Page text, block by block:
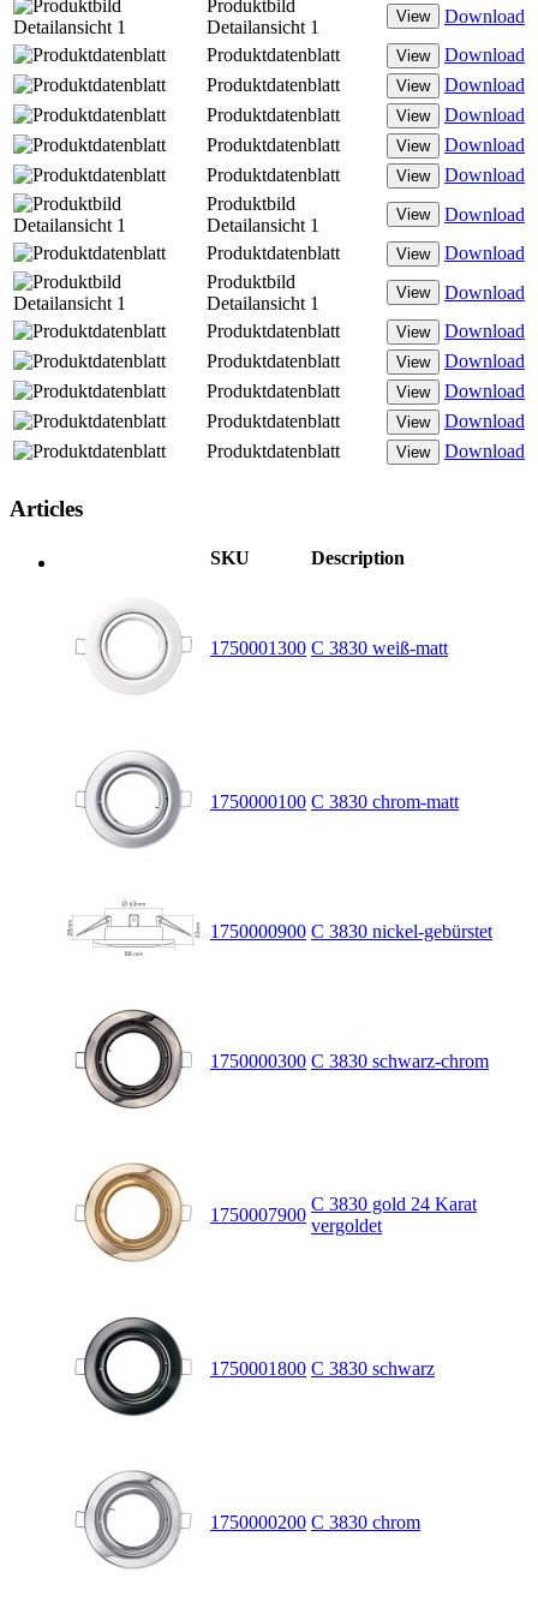
Produktbild
Detailansicht 1
View
Download
Produktdatenblatt
View
Download
Produktdatenblatt
View
Download
Produktdatenblatt
View
Download
Produktdatenblatt
View
Download
Produktdatenblatt
View
Download
Produktbild
Detailansicht 1
View
Download
Produktdatenblatt
View
Download
Produktbild
Detailansicht 1
View
Download
Produktdatenblatt
View
Download
Produktdatenblatt
View
Download
Produktdatenblatt
View
Download
Produktdatenblatt
View
Download
Produktdatenblatt
View Download
Articles
SKU Description
1750001300 C 3830 weiß-matt
1750000100 C 3830 chrom-matt
1750000900 C 3830 nickel-gebürstet
1750000300 C 3830 schwarz-chrom
1750007900
C 3830 gold 24 Karat
vergoldet
1750001800 C 3830 schwarz
1750000200 C 3830 chrom